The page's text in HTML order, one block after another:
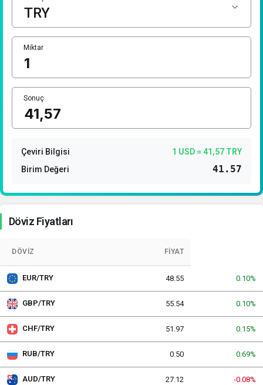
1 Dolar Kaç TL ?
1 Euro Kaç TL ?
1 CHF Kaç TL ?
1 CNY Kaç TL ?
Miktar
Sonuç
Çeviri Bilgisi
1 USD = 41,57 TRY
Birim Değeri
41.57
Döviz Fiyatları
DÖVIZ FIYAT
EUR/TRY 48.55 0.10%
GBP/TRY 55.54 0.10%
CHF/TRY 51.97 0.15%
RUB/TRY 0.50 0.69%
AUD/TRY 27.12 -0.08%